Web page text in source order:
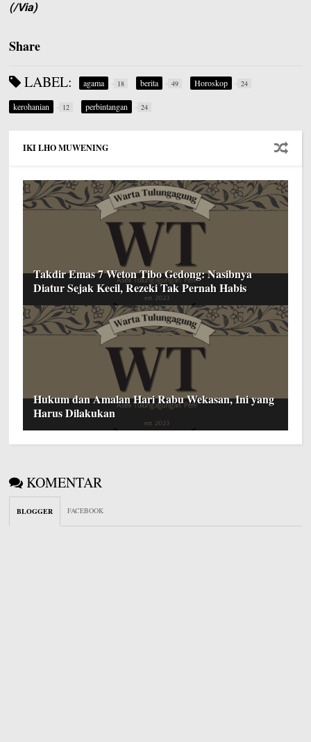
(/Via)
Share
LABEL: agama 18 berita 49 Horoskop 24
kerohanian 12 perbintangan 24
IKI LHO MUWENING
Takdir Emas 7 Weton Tibo Gedong: Nasibnya
Diatur Sejak Kecil, Rezeki Tak Pernah Habis
Hukum dan Amalan Hari Rabu Wekasan, Ini yang
Harus Dilakukan
KOMENTAR
BLOGGER FACEBOOK